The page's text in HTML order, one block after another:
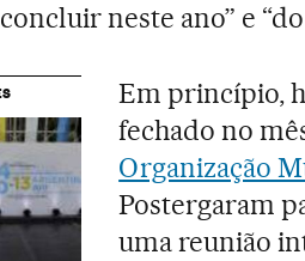
concluir neste ano” e
Em princípio,
fechado no
Organização
Postergaram
uma reunião